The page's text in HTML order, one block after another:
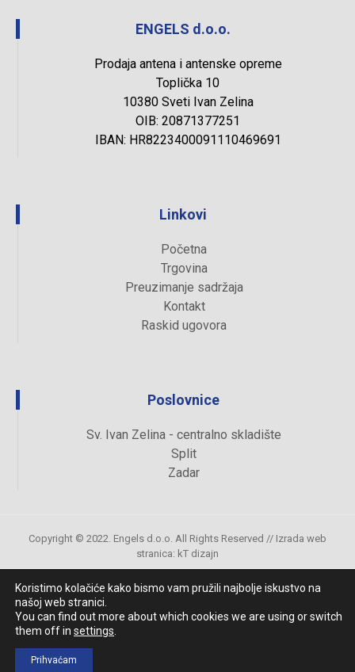
ENGELS d.o.o.
Prodaja antena i antenske opreme
Toplička 10
10380 Sveti Ivan Zelina
OIB: 20871377251
IBAN: HR8223400091110469691
Linkovi
Početna
Trgovina
Preuzimanje sadržaja
Kontakt
Raskid ugovora
Poslovnice
Sv. Ivan Zelina - centralno skladište
Split
Zadar
Copyright © 2022. Engels d.o.o. All Rights Reserved // Izrada web
stranica: kT dizajn
Koristimo kolačiće kako bismo vam pružili najbolje iskustvo na
našoj web stranici.
You can find out more about which cookies we are using or switch
them off in settings
Prihvaćam